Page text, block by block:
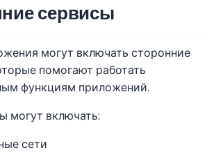
сервисы
могут включать сторонние
помогают работать
функциям приложений.
могут включать:
сети